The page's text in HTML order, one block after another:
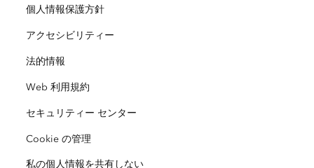
Esri ストア
ArcNews
ArcWatch
Esri ビデオ
オープンビジョン
企業行動規範
自然保護
教育機関
人種的平等
個人情報保護方針
アクセシビリティー
法的情報
Web 利用規約
セキュリティー センター
Cookie の管理
私の個人情報を共有しない